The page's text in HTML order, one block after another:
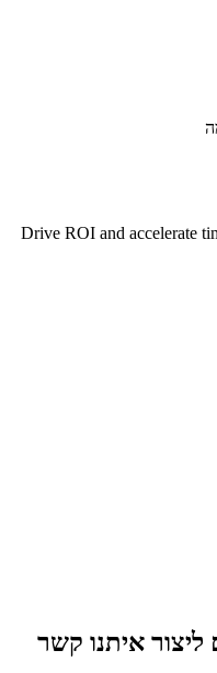
Drive ROI and accelerate
ליצור איתנו קשר